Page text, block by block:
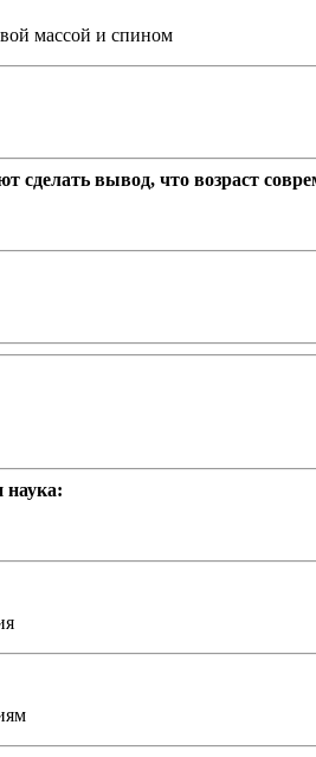
массой и спином
вывод, что возраст
наука: